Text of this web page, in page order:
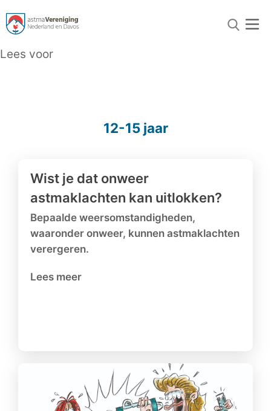
Lees voor
12-15 jaar
Wist je dat onweer
astmaklachten kan uitlokken?
Bepaalde weersomstandigheden,
waaronder onweer, kunnen astmaklachten
verergeren.
Lees meer